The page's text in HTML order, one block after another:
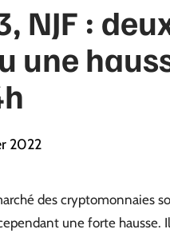
NJF :
une
2022
des cryptomonnaies
une forte hausse.